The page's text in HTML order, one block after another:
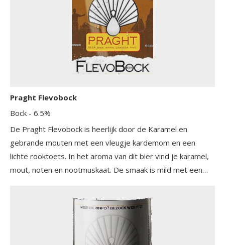
Praght Flevobock
Bock - 6.5%
De Praght Flevobock is heerlijk door de Karamel en
gebrande mouten met een vleugje kardemom en een
lichte rooktoets. In het aroma van dit bier vind je karamel,
mout, noten en nootmuskaat. De smaak is mild met een